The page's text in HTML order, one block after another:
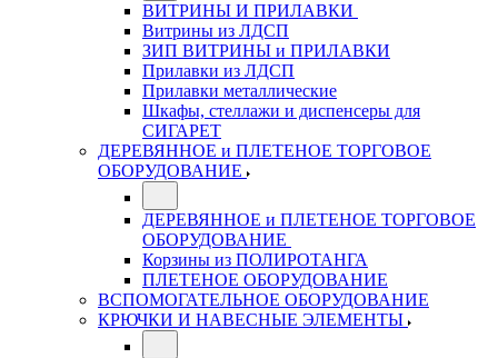
ВИТРИНЫ И ПРИЛАВКИ
Витрины из ЛДСП
ЗИП ВИТРИНЫ и ПРИЛАВКИ
Прилавки из ЛДСП
Прилавки металлические
Шкафы, стеллажи и диспенсеры для
СИГАРЕТ
ДЕРЕВЯННОЕ и ПЛЕТЕНОЕ ТОРГОВОЕ
ОБОРУДОВАНИЕ
ДЕРЕВЯННОЕ и ПЛЕТЕНОЕ ТОРГОВОЕ
ОБОРУДОВАНИЕ
Корзины из ПОЛИРОТАНГА
ПЛЕТЕНОЕ ОБОРУДОВАНИЕ
ВСПОМОГАТЕЛЬНОЕ ОБОРУДОВАНИЕ
КРЮЧКИ И НАВЕСНЫЕ ЭЛЕМЕНТЫ